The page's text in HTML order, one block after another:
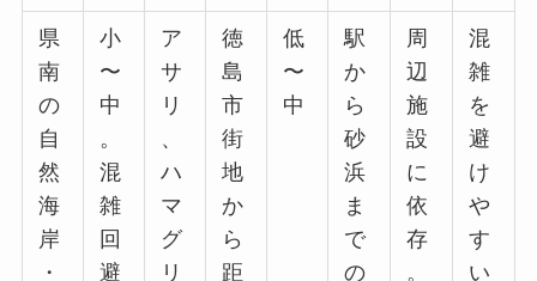
県
南
の
自
然
海
岸
・
小
〜
中
。
混
雑
回
避
ア
サ
リ
、
ハ
マ
グ
リ
徳
島
市
街
地
か
ら
距
低
〜
中
駅
か
ら
砂
浜
ま
で
の
周
辺
施
設
に
依
存
。
混
雑
を
避
け
や
す
い